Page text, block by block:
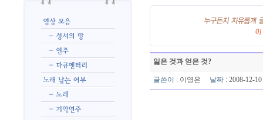
잃은 것과 얻은 것?
글쓴이 : 이영은 날짜 : 2008-12-